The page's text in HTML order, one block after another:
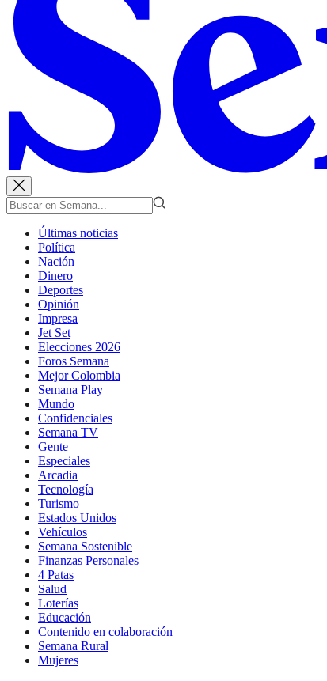
Últimas noticias
Política
Nación
Dinero
Deportes
Opinión
Impresa
Jet Set
Elecciones 2026
Foros Semana
Mejor Colombia
Semana Play
Mundo
Confidenciales
Semana TV
Gente
Especiales
Arcadia
Tecnología
Turismo
Estados Unidos
Vehículos
Semana Sostenible
Finanzas Personales
4 Patas
Salud
Loterías
Educación
Contenido en colaboración
Semana Rural
Mujeres